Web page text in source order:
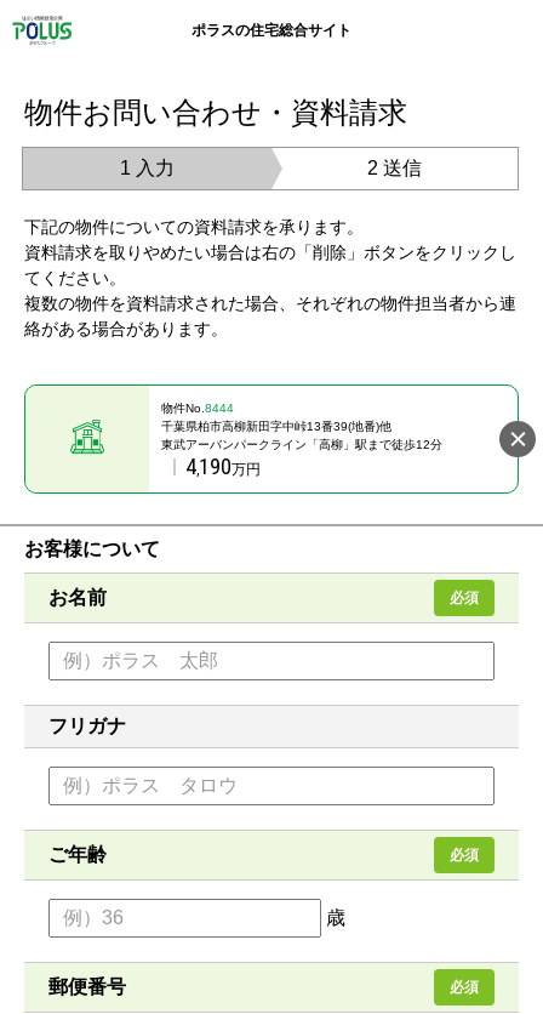
ポラスの住宅総合サイト
物件お問い合わせ・資料請求
1 入力 2 送信
下記の物件についての資料請求を承ります。
資料請求を取りやめたい場合は右の「削除」ボタンをクリックし
てください。
複数の物件を資料請求された場合、それぞれの物件担当者から連
絡がある場合があります。
物件No. 8444
千葉県柏市高柳新田字中峠13番39(地番)他
東武アーバンパークライン「高柳」駅まで徒歩12分
4,190万円
お客様について
お名前 必須
フリガナ
ご年齢 必須
歳
郵便番号 必須